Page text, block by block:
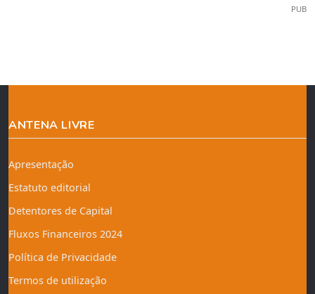
PUB
ANTENA LIVRE
Apresentação
Estatuto editorial
Detentores de Capital
Fluxos Financeiros 2024
Política de Privacidade
Termos de utilização